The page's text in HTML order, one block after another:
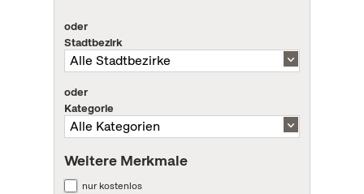
oder
Stadtbezirk
oder
Kategorie
Weitere Merkmale
nur kostenlos